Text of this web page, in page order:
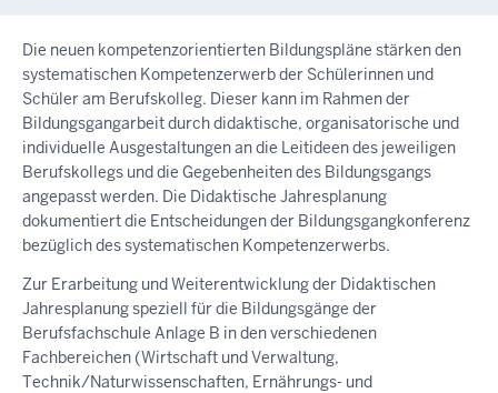
Die neuen kompetenzorientierten Bildungspläne stärken den
systematischen Kompetenzerwerb der Schülerinnen und
Schüler am Berufskolleg. Dieser kann im Rahmen der
Bildungsgangarbeit durch didaktische, organisatorische und
individuelle Ausgestaltungen an die Leitideen des jeweiligen
Berufskollegs und die Gegebenheiten des Bildungsgangs
angepasst werden. Die Didaktische Jahresplanung
dokumentiert die Entscheidungen der Bildungsgangkonferenz
bezüglich des systematischen Kompetenzerwerbs.
Zur Erarbeitung und Weiterentwicklung der Didaktischen
Jahresplanung speziell für die Bildungsgänge der
Berufsfachschule Anlage B in den verschiedenen
Fachbereichen (Wirtschaft und Verwaltung,
Technik/Naturwissenschaften, Ernährungs- und